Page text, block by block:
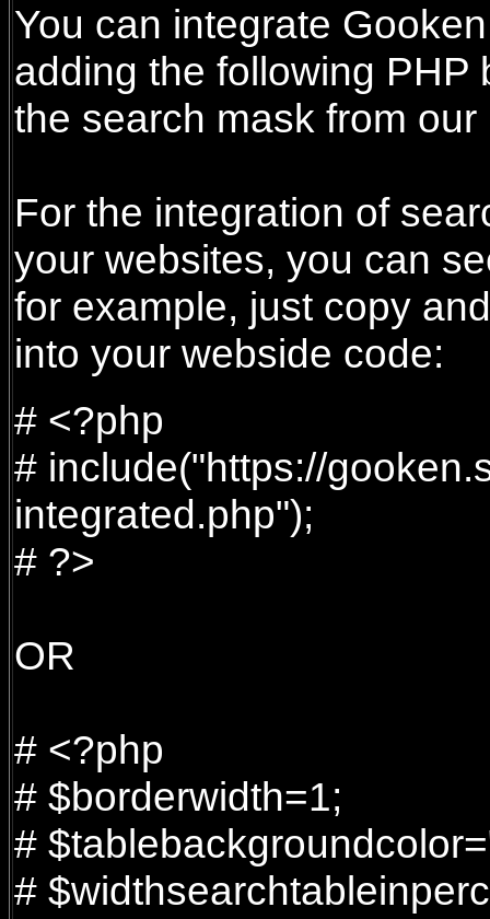
You can integrate
adding the following PHP
the search mask from
For the integration of
your websites, you can
for example, just copy
into your webside code:
# <?php
# include("https://
integrated.php");
# ?>
OR
# <?php
# $borderwidth=1;
#
#